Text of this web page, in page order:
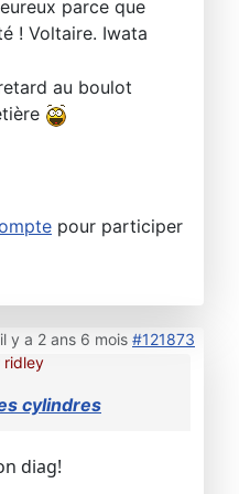
parce que
! Voltaire. Iwata
au boulot
pour participer
il y a 2 ans 6 mois #121873
ridley
cylindres
diag!